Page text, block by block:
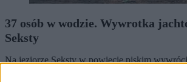
37 osób w wodzie. Wywrotka
Seksty
Na jeziorze Seksty w powiecie piskim